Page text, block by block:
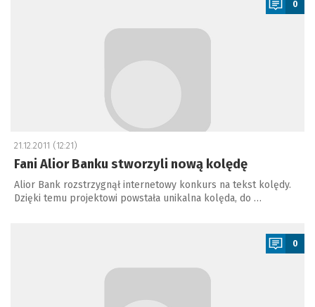
0
21.12.2011 (12:21)
Fani Alior Banku stworzyli nową kolędę
Alior Bank rozstrzygnął internetowy konkurs na tekst kolędy.
Dzięki temu projektowi powstała unikalna kolęda, do …
0